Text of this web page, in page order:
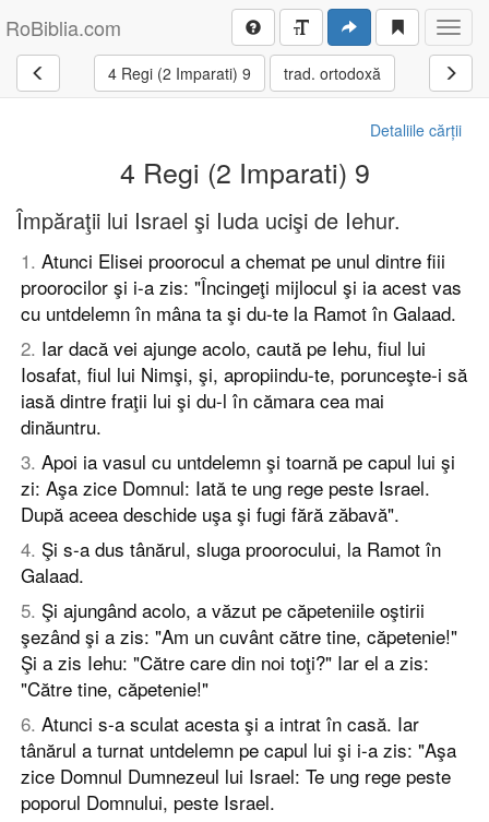
RoBiblia.com
4 Regi (2 Imparati) 9 trad. ortodoxă
Detaliile cărții
4 Regi (2 Imparati) 9
Împăraţii lui Israel şi Iuda ucişi de Iehur.
1. Atunci Elisei proorocul a chemat pe unul dintre fiii
proorocilor şi i-a zis: "Încingeţi mijlocul şi ia acest vas
cu untdelemn în mâna ta şi du-te la Ramot în Galaad.
2. Iar dacă vei ajunge acolo, caută pe Iehu, fiul lui
Iosafat, fiul lui Nimşi, şi, apropiindu-te, porunceşte-i să
iasă dintre fraţii lui şi du-l în cămara cea mai
dinăuntru.
3. Apoi ia vasul cu untdelemn şi toarnă pe capul lui şi
zi: Aşa zice Domnul: Iată te ung rege peste Israel.
După aceea deschide uşa şi fugi fără zăbavă".
4. Şi s-a dus tânărul, sluga proorocului, la Ramot în
Galaad.
5. Şi ajungând acolo, a văzut pe căpeteniile oştirii
şezând şi a zis: "Am un cuvânt către tine, căpetenie!"
Şi a zis Iehu: "Către care din noi toţi?" Iar el a zis:
"Către tine, căpetenie!"
6. Atunci s-a sculat acesta şi a intrat în casă. Iar
tânărul a turnat untdelemn pe capul lui şi i-a zis: "Aşa
zice Domnul Dumnezeul lui Israel: Te ung rege peste
poporul Domnului, peste Israel.